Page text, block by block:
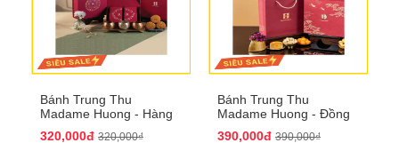
Bánh Trung Thu
Madame Huong - Hàng
320,000đ 320,000₫
Bánh Trung Thu
Madame Huong - Đồng
390,000đ 390,000₫